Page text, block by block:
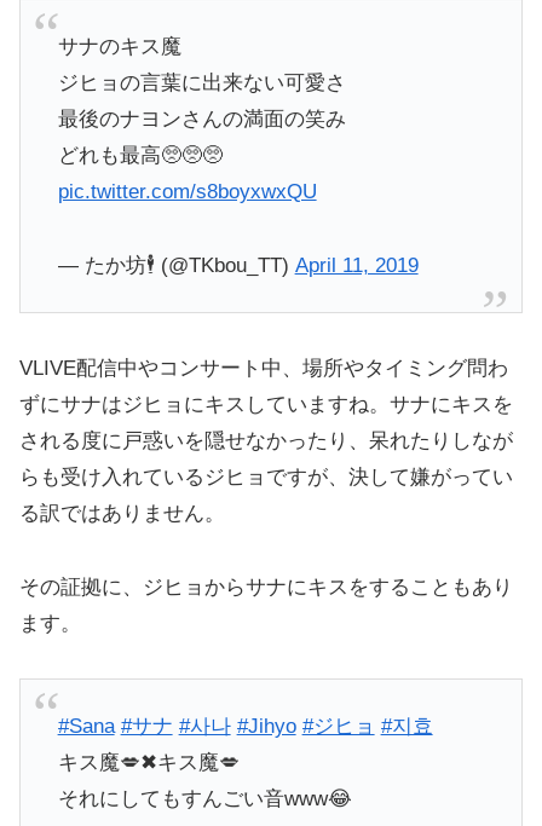
サナのキス魔
ジヒョの言葉に出来ない可愛さ
最後のナヨンさんの満面の笑み
どれも最高🥺🥺🥺
pic.twitter.com/s8boyxwxQU
— たか坊🕴 (@TKbou_TT) April 11, 2019
VLIVE配信中やコンサート中、場所やタイミング問わ
ずにサナはジヒョにキスしていますね。サナにキスを
される度に戸惑いを隠せなかったり、呆れたりしなが
らも受け入れているジヒョですが、決して嫌がってい
る訳ではありません。
その証拠に、ジヒョからサナにキスをすることもあり
ます。
#Sana #サナ #사나 #Jihyo #ジヒョ #지효
キス魔💋✖︎キス魔💋
それにしてもすんごい音www😂